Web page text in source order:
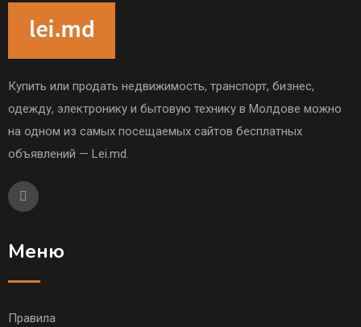
Купить или продать недвижимость, транспорт, бизнес,
одежду, электронику и бытовую технику в Молдове можно
на одном из самых посещаемых сайтов бесплатных
объявлений — Lei.md.
Меню
Правила